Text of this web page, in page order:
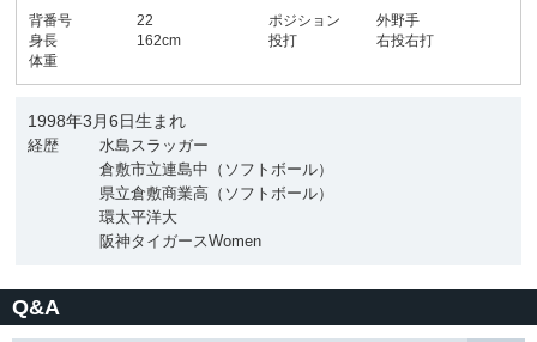
背番号 22 ポジション
外野手
身長
162cm 投打
右投右打
体重
1998年3月6日生まれ
経歴
水島スラッガー
倉敷市立連島中（ソフトボール）
県立倉敷商業高（ソフトボール）
環太平洋大
阪神タイガースWomen
Q&A